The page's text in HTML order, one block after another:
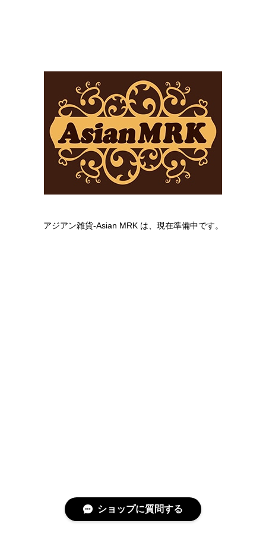
アジアン雑貨-Asian MRK は、現在準備中です。
ショップに質問する